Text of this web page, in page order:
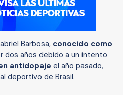
Barbosa, conocido como
dos años debido a un intento
antidopaje el año pasado,
deportivo de Brasil.